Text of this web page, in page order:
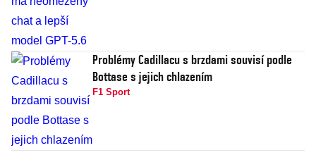
Problémy Cadillacu s brzdami souvisí podle
Bottase s jejich chlazením
F1 Sport